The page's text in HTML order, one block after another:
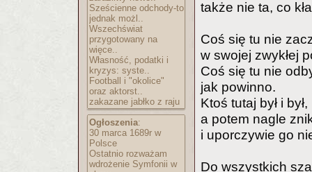
Sześcienne odchody-to
jednak możl..
Wszechświat
przygotowany na
więce..
Własność, podatki i
kryzys: syste..
Football i "okolice"
oraz aktorst..
zakazane jabłko z raju
Ogłoszenia:
30 marca 1689r w
Polsce
Ostatnio rozważam
wdrożenie Symfonii w
także nie ta, co
Coś się tu nie
w swojej zwykłej
Coś się tu nie
jak powinno.
Ktoś tutaj był i był,
a potem nagle
i uporczywie go
Do wszystkich